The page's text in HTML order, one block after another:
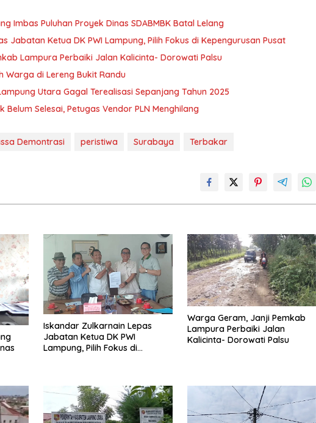
Imbas Puluhan Proyek Dinas SDABMBK Batal Lelang
Jabatan Ketua DK PWI Lampung, Pilih Fokus di Kepengurusan Pusat
Lampura Perbaiki Jalan Kalicinta- Dorowati Palsu
Warga di Lereng Bukit Randu
Utara Gagal Terealisasi Sepanjang Tahun 2025
Belum Selesai, Petugas Vendor PLN Menghilang
Demontrasi peristiwa Surabaya Terbakar
Iskandar Zulkarnain Lepas
Jabatan Ketua DK PWI
Lampung, Pilih Fokus di
Warga Geram, Janji Pemkab
Lampura Perbaiki Jalan
Kalicinta- Dorowati Palsu